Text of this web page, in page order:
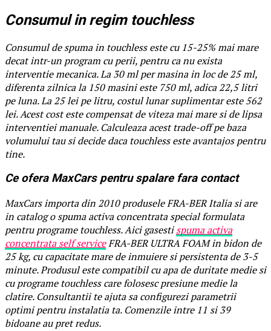
Consumul in regim touchless
Consumul de spuma in touchless este cu 15-25% mai mare
decat intr-un program cu perii, pentru ca nu exista
interventie mecanica. La 30 ml per masina in loc de 25 ml,
diferenta zilnica la 150 masini este 750 ml, adica 22,5 litri
pe luna. La 25 lei pe litru, costul lunar suplimentar este 562
lei. Acest cost este compensat de viteza mai mare si de lipsa
interventiei manuale. Calculeaza acest trade-off pe baza
volumului tau si decide daca touchless este avantajos pentru
tine.
Ce ofera MaxCars pentru spalare fara contact
MaxCars importa din 2010 produsele FRA-BER Italia si are
in catalog o spuma activa concentrata special formulata
pentru programe touchless. Aici gasestispuma activa
concentrata self serviceFRA-BER ULTRA FOAM in bidon de
25 kg, cu capacitate mare de inmuiere si persistenta de 3-5
minute. Produsul este compatibil cu apa de duritate medie si
cu programe touchless care folosesc presiune medie la
clatire. Consultantii te ajuta sa configurezi parametrii
optimi pentru instalatia ta. Comenzile intre 11 si 39
bidoane au pret redus.